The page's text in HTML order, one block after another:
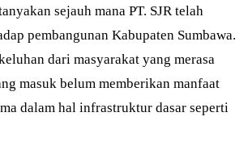
sejauh mana PT. SJR telah
pembangunan Kabupaten Sumbawa.
dari masyarakat yang merasa
masuk belum memberikan manfaat
dalam hal infrastruktur dasar seperti